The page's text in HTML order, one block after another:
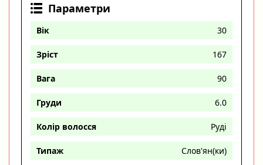
Параметри
Вік 30
Зріст 167
Вага 90
Груди 6.0
Колір волосся Руді
Типаж Слов'ян(ки)